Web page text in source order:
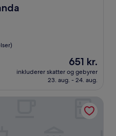
Prisen
er
651 kr.
651 kr.
inkluderer skatter og gebyrer
23. aug. - 24. aug.